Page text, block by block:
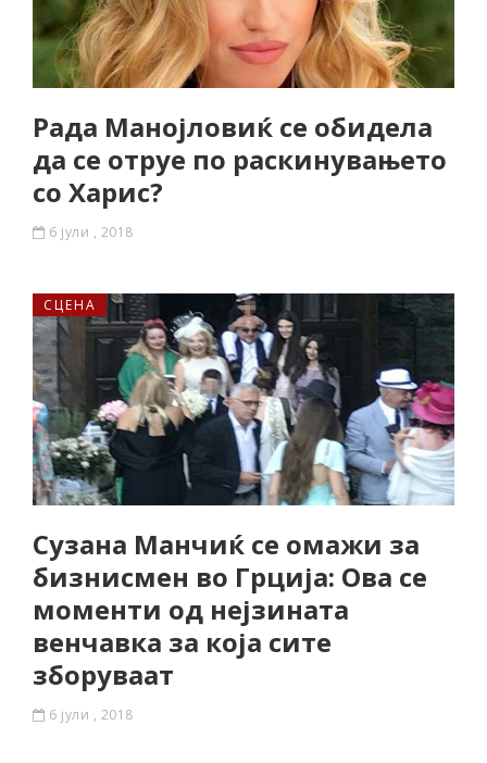
Рада Манојловиќ се обидела
да се отруе по раскинувањето
со Харис?
6 јули , 2018
СЦЕНА
Сузана Манчиќ се омажи за
бизнисмен во Грција: Ова се
моменти од нејзината
венчавка за која сите
зборуваат
6 јули , 2018